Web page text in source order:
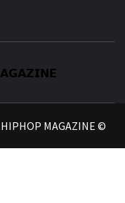
HIPHOP MAGAZINE ©